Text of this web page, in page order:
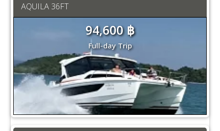
AQUILA 36FT
94,600 ฿
Full-day Trip